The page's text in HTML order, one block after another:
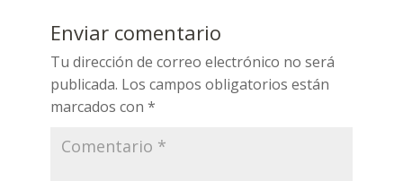
Enviar comentario
Tu dirección de correo electrónico no será
publicada. Los campos obligatorios están
marcados con *